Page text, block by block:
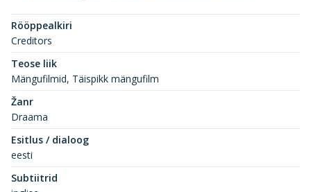
Rööppealkiri
Creditors
Teose liik
Mängufilmid, Täispikk mängufilm
Žanr
Draama
Esitlus / dialoog
eesti
Subtiitrid